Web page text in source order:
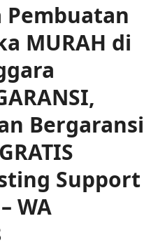
Pembuatan
MURAH di
Bergaransi
Support
WA